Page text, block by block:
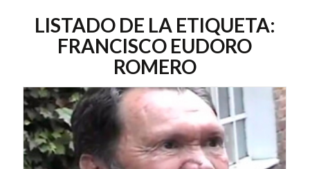
LISTADO DE LA ETIQUETA:
FRANCISCO EUDORO
ROMERO